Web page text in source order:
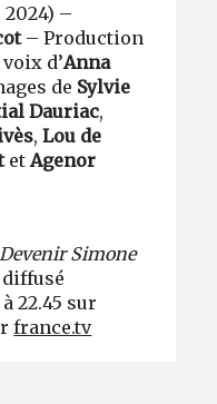
–
– Production
d’Anna
de Sylvie
Dauriac,
, Lou de
etAgenor
Simone
diffusé
22.45 sur
france.tv